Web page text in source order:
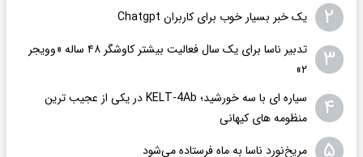
۲ یک خبر بسیار خوب برای کاربران Chatgpt
۳
تدبیر ناسا برای یک سال فعالیت بیشتر کاوشگر ۴۸ ساله «وویجر
۲»
۴
سیاره ای با سه خورشید؛ KELT-4Ab در یکی از عجیب ترین
منظومه های کیهانی
مریخ‌نورد ناسا به ماه فرستاده می‌شود